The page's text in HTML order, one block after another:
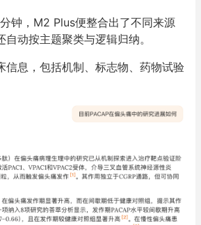
钟，M2 Plus便整合出了不同来源
动按主题聚类与逻辑归纳。
信息，包括机制、标志物、药物试验